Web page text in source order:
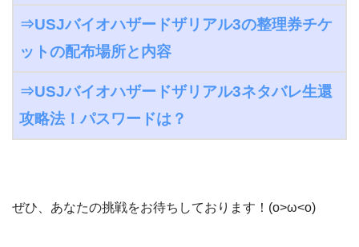
⇒USJバイオハザードザリアル3の整理券チケ
ットの配布場所と内容
⇒USJバイオハザードザリアル3ネタバレ生還
攻略法！パスワードは？
ぜひ、あなたの挑戦をお待ちしております！(o>ω<o)